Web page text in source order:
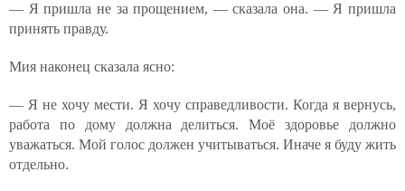
— Я пришла не за прощением, — сказала она. — Я пришла
принять правду.
Мия наконец сказала ясно:
— Я не хочу мести. Я хочу справедливости. Когда я вернусь,
работа по дому должна делиться. Моё здоровье должно
уважаться. Мой голос должен учитываться. Иначе я буду жить
отдельно.